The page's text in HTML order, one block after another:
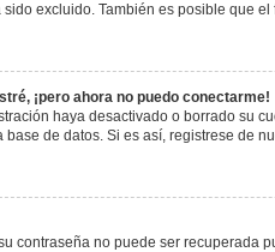
excluido. También es posible que
¡pero ahora no puedo conectarme!
haya desactivado o borrado su
de datos. Si es así, registrese de
contraseña no puede ser